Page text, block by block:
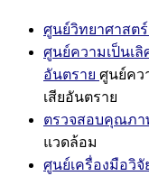
ศูนย์วิทยาศาสต
ศูนย์ความเป็นเลิ
อันตราย ศูนย์คว
เสียอันตราย
ตรวจสอบคุณภา
แวดล้อม
ศูนย์เครื่องมือวิจั